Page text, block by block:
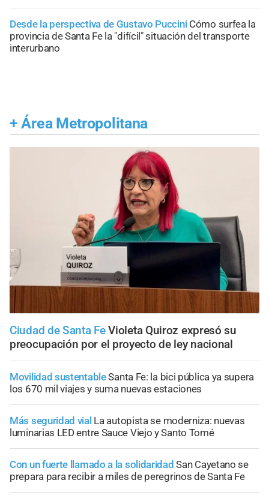
Desde la perspectiva de Gustavo Puccini Cómo surfea la
provincia de Santa Fe la "difícil" situación del transporte
interurbano
+ Área Metropolitana
Ciudad de Santa Fe Violeta Quiroz expresó su
preocupación por el proyecto de ley nacional
Movilidad sustentableSanta Fe: la bici pública ya supera
los 670 mil viajes y suma nuevas estaciones
Más seguridad vial La autopista se moderniza: nuevas
luminarias LED entre Sauce Viejo y Santo Tomé
Con un fuerte llamado a la solidaridad San Cayetano se
prepara para recibir a miles de peregrinos de Santa Fe